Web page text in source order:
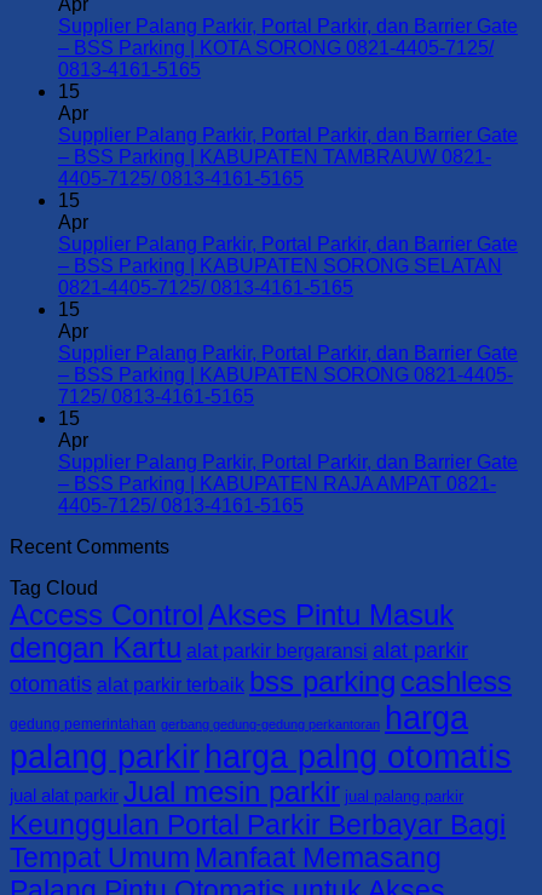
Supplier Palang Parkir, Portal Parkir, dan Barrier Gate
– BSS Parking | KOTA SORONG 0821-4405-7125/
0813-4161-5165
Supplier
Palang
Parkir,
dan
Barrier
Gate
Parking
|
KOTA
4405-
7125/
0813-
15
Apr
Supplier Palang Parkir, Portal Parkir, dan Barrier Gate
– BSS Parking | KABUPATEN TAMBRAUW 0821-
4405-7125/ 0813-4161-5165
Supplier
Palang
Parkir,
dan
Barrier
Parking
|
KABUPATEN
0813-
4161-
5165
15
Apr
Supplier Palang Parkir, Portal Parkir, dan Barrier Gate
– BSS Parking | KABUPATEN SORONG SELATAN
0821-4405-7125/ 0813-4161-5165
Supplier
Palang
dan
Barrier
KABUPATEN
SORONG
SELATAN
0821-
4405-
7125/
4161-
5165
15
Apr
Supplier Palang Parkir, Portal Parkir, dan Barrier Gate
– BSS Parking | KABUPATEN SORONG 0821-4405-
7125/ 0813-4161-5165
Supplier
Palang
Parkir,
Gate
–
BSS
Parking
|
KABUPATEN
SORONG
0821-
4405-
7125/
0813-
4161-
5165
15
Apr
Supplier Palang Parkir, Portal Parkir, dan Barrier Gate
– BSS Parking | KABUPATEN RAJA AMPAT 0821-
4405-7125/ 0813-4161-5165
Parkir,
Portal
Parkir,
dan
Barrier
Gate
BSS
Parking
|
KABUPATEN
RAJA
AMPAT
Recent Comments
Tag Cloud
Access ControlAkses Pintu Masuk
dengan Kartu alat parkir bergaransi alat parkir
otomatis alat parkir terbaik bss parking cashless
gedung pemerintahan gerbang gedung-gedung perkantoran harga
palang parkirharga palng otomatis
jual alat parkir Jual mesin parkir jual palang parkir
Keunggulan Portal Parkir Berbayar Bagi
Tempat Umum Manfaat Memasang